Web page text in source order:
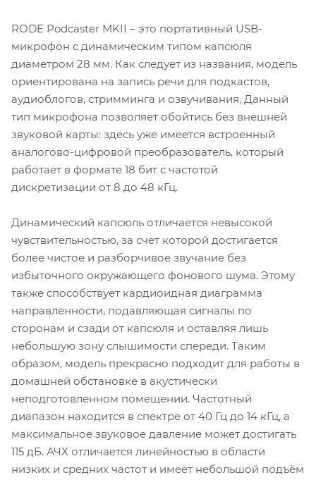
RODE Podcaster MKII – это портативный USB-
микрофон с динамическим типом капсюля
диаметром 28 мм. Как следует из названия, модель
ориентирована на запись речи для подкастов,
аудиоблогов, стримминга и озвучивания. Данный
тип микрофона позволяет обойтись без внешней
звуковой карты: здесь уже имеется встроенный
аналогово-цифровой преобразователь, который
работает в формате 18 бит с частотой
дискретизации от 8 до 48 кГц.
Динамический капсюль отличается невысокой
чувствительностью, за счет которой достигается
более чистое и разборчивое звучание без
избыточного окружающего фонового шума. Этому
также способствует кардиоидная диаграмма
направленности, подавляющая сигналы по
сторонам и сзади от капсюля и оставляя лишь
небольшую зону слышимости спереди. Таким
образом, модель прекрасно подходит для работы в
домашней обстановке в акустически
неподготовленном помещении. Частотный
диапазон находится в спектре от 40 Гц до 14 кГц, а
максимальное звуковое давление может достигать
115 дБ. АЧХ отличается линейностью в области
низких и средних частот и имеет небольшой подъём